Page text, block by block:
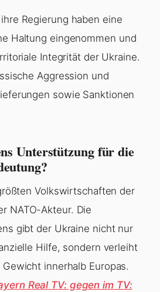
Regierung haben eine
Haltung eingenommen und
Integrität der Ukraine.
Aggression und
sowie Sanktionen
Unterstützung für die
Volkswirtschaften der
NATO-Akteur. Die
gibt der Ukraine nicht nur
Hilfe, sondern verleiht
innerhalb Europas.
Real TV: gegen im TV: